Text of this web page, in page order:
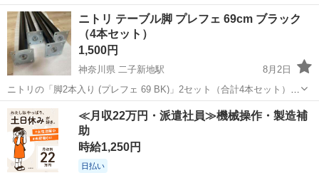
アーム スタンド 寝ながら 360度回転 高さ調節 折り畳み式 フレキシブ
ルアーム 根元強化 下垂防止 スマホ スタンド 4.5〜12インチ for iPa...
東京 台東区 鶯谷駅 照明器具
ニトリ テーブル脚 プレフェ 69cm ブラック
（4本セット）
1,500円
神奈川県 二子新地駅
8月2日
ニトリの「脚2本入り (プレフェ 69 BK)」2セット（合計4本セット）で
す。未使用に近い非常に綺麗な状態です。 内容: テーブル用の脚 4本
（2セット分）。ニトリの対応天板や、DIY用の互換天板にご使用いた
だけます。 ...
神奈川 川崎市 二子新地駅 テーブル
≪月収22万円・派遣社員≫機械操作・製造補
助
時給1,250円
日払い